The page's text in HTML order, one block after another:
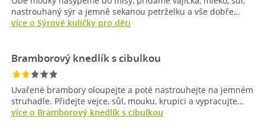
nastrouhaný sýr a jemně sekanou petrželku a vše dobře…
více o Sýrové kuličky pro děti
Bramborový knedlík s cibulkou
Uvařené brambory oloupejte a poté nastrouhejte na jemném
struhadle. Přidejte vejce, sůl, mouku, krupici a vypracujte…
více o Bramborový knedlík s cibulkou